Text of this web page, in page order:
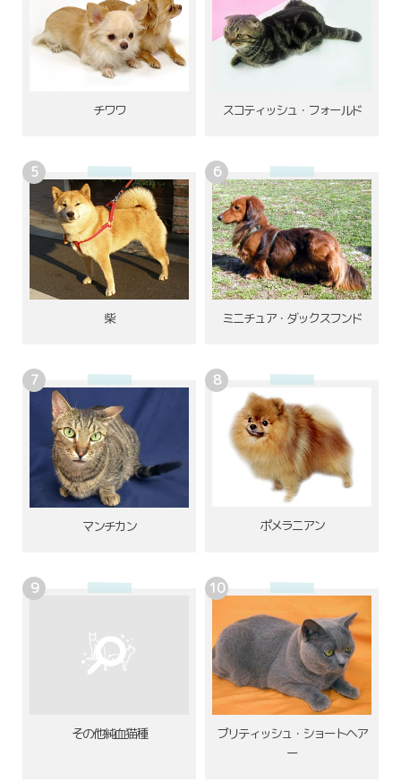
チワワ スコティッシュ・フォールド
柴 ミニチュア・ダックスフンド
マンチカン ポメラニアン
その他純血猫種
ブリティッシュ・ショートヘア
ー